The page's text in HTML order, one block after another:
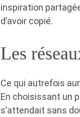
inspiration
d’avoir copié.
Les
Ce qui autrefois
En choisissant un
s’attendait sans